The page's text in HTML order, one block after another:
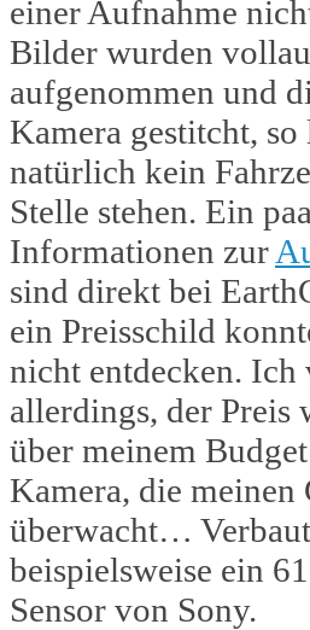
einer Aufnahme
Bilder wurden
aufgenommen und
Kamera gestitcht,
natürlich kein
Stelle stehen. Ein
Informationen zur
sind direkt bei
ein Preisschild
nicht entdecken. Ich
allerdings, der Preis
über meinem
Kamera, die meinen
überwacht…
beispielsweise ein
Sensor von Sony.